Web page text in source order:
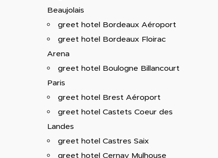
Beaujolais
greet hotel Bordeaux Aéroport
greet hotel Bordeaux Floirac
Arena
greet hotel Boulogne Billancourt
Paris
greet hotel Brest Aéroport
greet hotel Castets Coeur des
Landes
greet hotel Castres Saix
greet hotel Cernay Mulhouse